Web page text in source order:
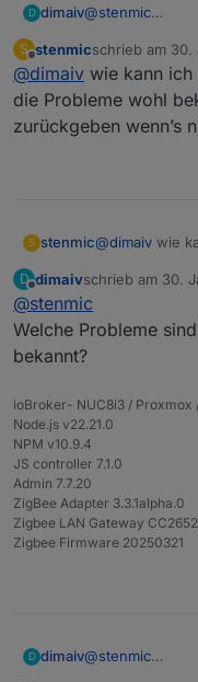
Firmware
D dimaiv@stenmic
Aber ich würde
der Ursache
Natürlich kann
;)
S
Offline
stenmicschrieb am 30.
zuletzt editiert
@dimaiv wie kann ich
die Probleme wohl
zurückgeben wenn’s
S stenmic@dimaiv wie
zurückgeben
D
Offline
dimaivschrieb am 30.
zuletzt editiert
@stenmic
Welche Probleme
bekannt?
ioBroker- NUC8i3 / Proxmox
Node.js v22.21.0
NPM v10.9.4
JS controller 7.1.0
Admin 7.7.20
ZigBee Adapter 3.3.1alpha.0
Zigbee LAN Gateway
Zigbee Firmware 20250321
D dimaiv@stenmic